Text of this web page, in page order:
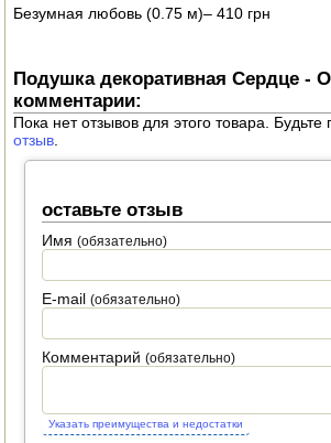
ТОВАРЫ ДЛЯ ЗИМЫ
ОБОРУДОВАНИЕ ДЛЯ
ДОИЛЬНЫЕ АППАРАТЫ
СРЕДСТВА ОТ ВРЕДИТЕЛЕЙ
ПОСУДА ДЛЯ КУХНИ
ДУШ ДЛЯ ДАЧИ И ДОМА
МАНГАЛЫ, КОПТИЛЬНИ
Безумная любовь (0.75 м)– 410 грн
Подушка декоративная Сердце -
комментарии:
Пока нет отзывов для этого товара.
отзыв
оставьте отзыв
Имя(обязательно)
E-mail(обязательно)
Комментарий(обязательно)
Указать преимущества и недостатки